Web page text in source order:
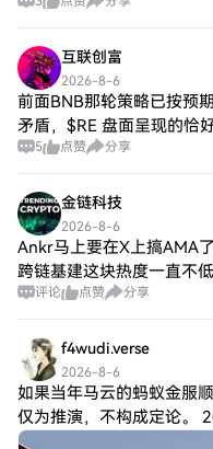
区倡议和未来持有者的奖励
Mfercoin的发展，回顾其时
程碑是非常有帮助的： 2021年11月：
MFERS NFT项目推出，包
品并在CC0许可证下发布。 2024年：
Mfercoin（$MFER）倡议正
月：该项目引起显著关注，
历史最高价格。 2024年9月：该代币记录了
历史最低价格，遵循加密货
然起伏。 该时间线突显了塑造Mfercoin身份
及其社区的里程碑。
关键点 固定供应：Mfercoin的总供应量上限
币。 透明分配：80%的代币整合在流动性池
中，而20%则在早期采用者
参与者之间共享。 社区金库：社区金库持有
约210 ETH，代表了Mfer社
未来潜力。 NFT集成：Mfercoin项目与
科技股跑，加密这边冷冷
互联创富
2026-8-6
前面BNB那轮策略已按预
矛盾，$RE 盘面呈现的恰
周期量能结构，价格在区
5 点赞 分享
金链科技
2026-8-6
Ankr马上要在X上搞AMA
跨链基建这块热度一直不
作，往往就是准备搞点新
评论 点赞 分享
f4wudi.verse
2026-8-6
如果当年马云的蚂蚁金服
仅为推演，不构成定论。
天： 2.1万亿市值瞬间激活